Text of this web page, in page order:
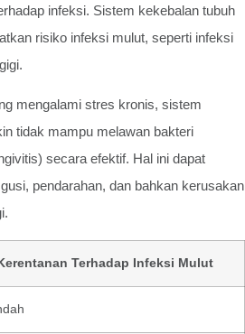
infeksi. Sistem kekebalan tubuh
risiko infeksi mulut, seperti infeksi
mengalami stres kronis, sistem
tidak mampu melawan bakteri
secara efektif. Hal ini dapat
pendarahan, dan bahkan kerusakan
Terhadap Infeksi Mulut